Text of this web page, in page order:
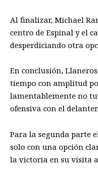
Al finalizar, Michael
centro de Espinal y el
desperdiciando otra
En conclusión,
tiempo con amplitud
lamentablemente no
ofensiva con el
Para la segunda parte
solo con una opción
la victoria en su visita